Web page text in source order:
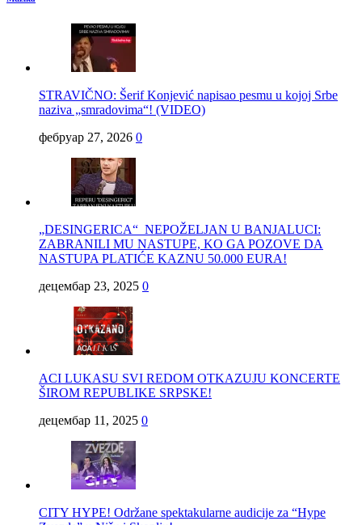
STRAVIČNO: Šerif Konjević napisao pesmu u kojoj Srbe
naziva „smradovima“! (VIDEO)
фебруар 27, 2026 0
„DESINGERICA“ NEPOŽELJAN U BANJALUCI:
ZABRANILI MU NASTUPE, KO GA POZOVE DA
NASTUPA PLATIĆE KAZNU 50.000 EURA!
децембар 23, 2025 0
ACI LUKASU SVI REDOM OTKAZUJU KONCERTE
ŠIROM REPUBLIKE SRPSKE!
децембар 11, 2025 0
CITY HYPE! Održane spektakularne audicije za “Hype